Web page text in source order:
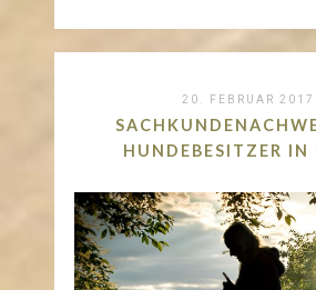
20. FEBRUAR 2017
HUNDEBESITZER IN